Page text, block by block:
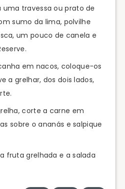
uma travessa ou prato de
sumo da lima, polvilhe
um pouco de canela e
em nacos, coloque-os
a grelhar, dos dois lados,
corte a carne em
sobre o ananás e salpique
fruta grelhada e a salada